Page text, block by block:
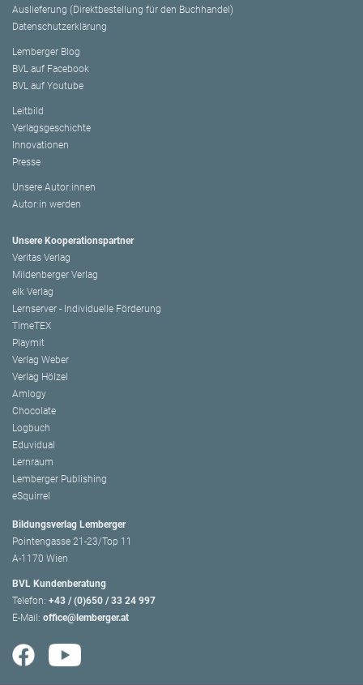
Auslieferung (Direktbestellung für den Buchhandel)
Datenschutzerklärung
Lemberger Blog
BVL auf Facebook
BVL auf Youtube
Leitbild
Verlagsgeschichte
Innovationen
Presse
Unsere Autor:innen
Autor:in werden
Unsere Kooperationspartner
Veritas Verlag
Mildenberger Verlag
elk Verlag
Lernserver - Individuelle Förderung
TimeTEX
Playmit
Verlag Weber
Verlag Hölzel
Amlogy
Chocolate
Logbuch
Eduvidual
Lernraum
Lemberger Publishing
eSquirrel
Bildungsverlag Lemberger
Pointengasse 21-23/Top 11
A-1170 Wien
BVL Kundenberatung
Telefon: +43 / (0)650 / 33 24 997
E-Mail: office@lemberger.at